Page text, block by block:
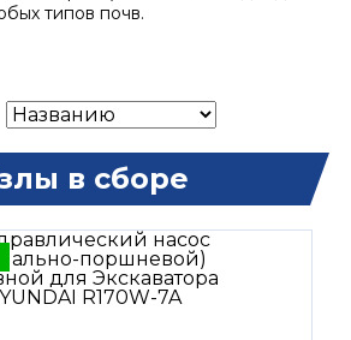
типов почв.
в сборе